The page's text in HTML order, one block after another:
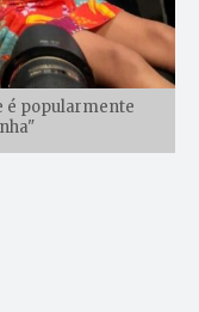
é popularmente